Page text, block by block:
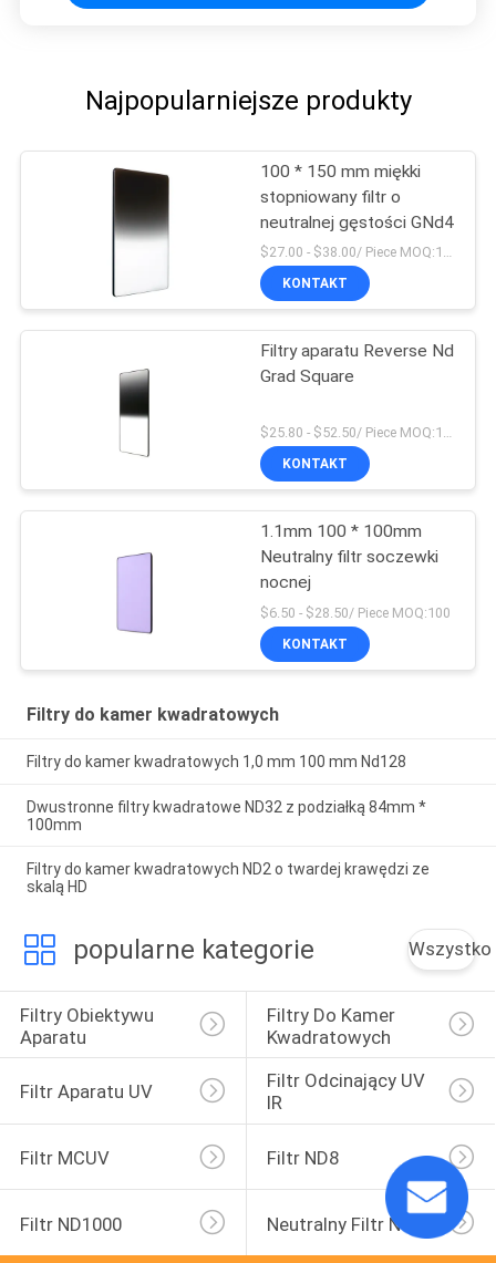
Najpopularniejsze produkty
100 * 150 mm miękki
stopniowany filtr o
neutralnej gęstości GNd4
$27.00 - $38.00/ Piece MOQ:100
KONTAKT
Filtry aparatu Reverse Nd
Grad Square
$25.80 - $52.50/ Piece MOQ:100
KONTAKT
1.1mm 100 * 100mm
Neutralny filtr soczewki
nocnej
$6.50 - $28.50/ Piece MOQ:100
KONTAKT
Filtry do kamer kwadratowych
Filtry do kamer kwadratowych 1,0 mm 100 mm Nd128
Dwustronne filtry kwadratowe ND32 z podziałką 84mm *
100mm
Filtry do kamer kwadratowych ND2 o twardej krawędzi ze
skalą HD
popularne kategorie Wszystko
Filtry Obiektywu
Aparatu
Filtry Do Kamer
Kwadratowych
Filtr Aparatu UV
Filtr Odcinający UV
IR
Filtr MCUV Filtr ND8
Filtr ND1000 Neutralny Filtr Nocny